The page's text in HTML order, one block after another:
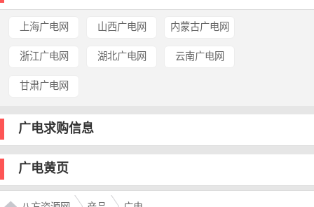
上海广电网 山西广电网 内蒙古广电网
浙江广电网 湖北广电网 云南广电网
甘肃广电网
广电求购信息
广电黄页